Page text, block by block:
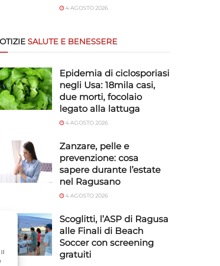
4 AGOSTO 2026
SALUTE E BENESSERE
Epidemia di ciclosporiasi
negli Usa: 18mila casi,
due morti, focolaio
legato alla lattuga
4 AGOSTO 2026
Zanzare, pelle e
prevenzione: cosa
sapere durante l’estate
nel Ragusano
4 AGOSTO 2026
Scoglitti, l’ASP di Ragusa
alle Finali di Beach
Soccer con screening
gratuiti